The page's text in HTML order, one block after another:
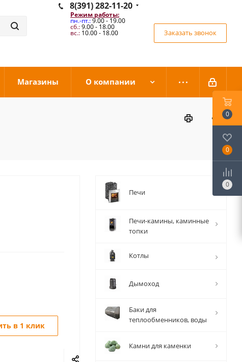
8(391) 282-11-20
Режим работы:
пн.-пт.:9.00 - 19.00
сб.:9.00 - 18.00
вс.: 10.00 - 18.00 Заказать звонок
Магазины О компании
в 1 клик
Печи
Печи-камины, каминные
топки
Котлы
Дымоход
Баки для
теплообменников, воды
Камни для каменки
0
0
0